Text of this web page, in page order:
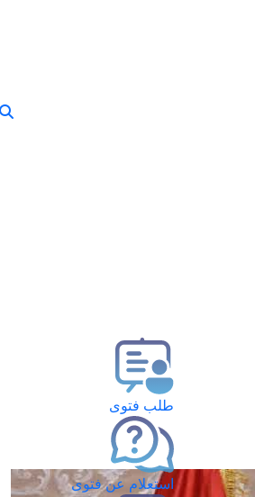
طلب فتوى
استعلام عن فتوى